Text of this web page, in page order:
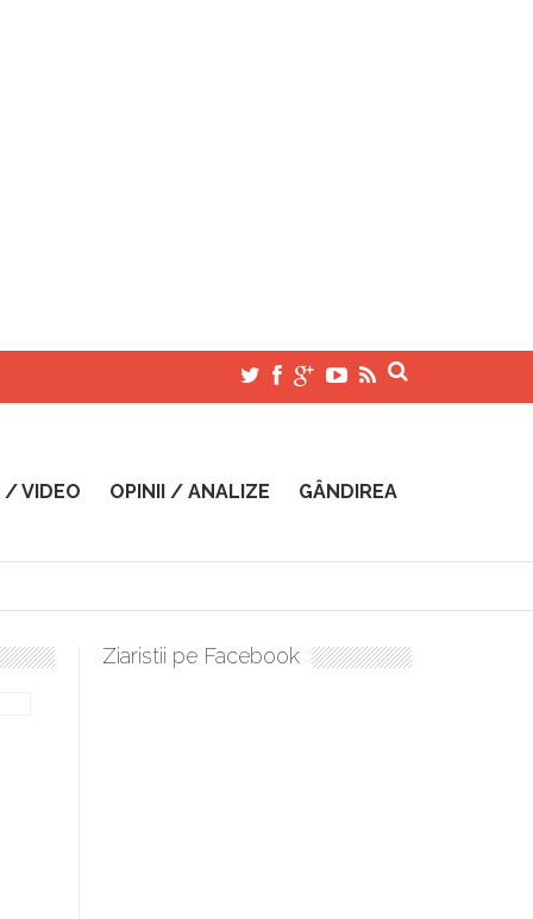
/ VIDEO OPINII / ANALIZE GÂNDIREA
sculați, boieri mari! Sara Nukina are nevoie de ajutorul nostru!
Ziaristii pe Facebook